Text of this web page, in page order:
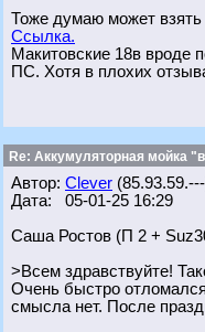
Тоже думаю может взять
Ссылка.
Макитовские 18в вроде
ПС. Хотя в плохих
Re: Аккумуляторная мойка
Автор: Clever
Дата: 05-01-25 16:29
Саша Ростов (П 2 +
>Всем здравствуйте!
Очень быстро
смысла нет. После